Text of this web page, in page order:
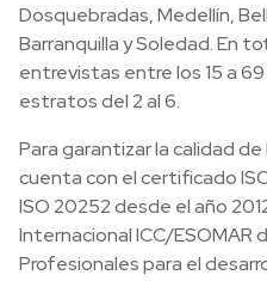
Dosquebradas, Medellín,
Barranquilla y Soledad. En
entrevistas entre los 15 a
estratos del 2 al 6.
Para garantizar la calidad
cuenta con el certificado
ISO 20252 desde el año
Internacional ICC/ESOMAR
Profesionales para el